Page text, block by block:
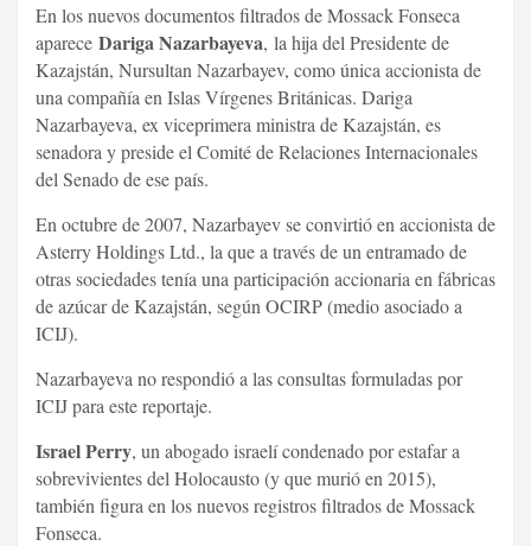
En los nuevos documentos filtrados de Mossack Fonseca
aparece Dariga Nazarbayeva, la hija del Presidente de
Kazajstán, Nursultan Nazarbayev, como única accionista de
una compañía en Islas Vírgenes Británicas. Dariga
Nazarbayeva, ex viceprimera ministra de Kazajstán, es
senadora y preside el Comité de Relaciones Internacionales
del Senado de ese país.
En octubre de 2007, Nazarbayev se convirtió en accionista de
Asterry Holdings Ltd., la que a través de un entramado de
otras sociedades tenía una participación accionaria en fábricas
de azúcar de Kazajstán, según OCIRP (medio asociado a
ICIJ).
Nazarbayeva no respondió a las consultas formuladas por
ICIJ para este reportaje.
Israel Perry, un abogado israelí condenado por estafar a
sobrevivientes del Holocausto (y que murió en 2015),
también figura en los nuevos registros filtrados de Mossack
Fonseca.